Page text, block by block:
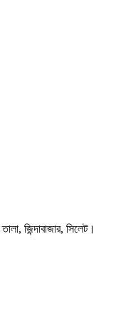
তালা, জিন্দাবাজার, সিলেট।